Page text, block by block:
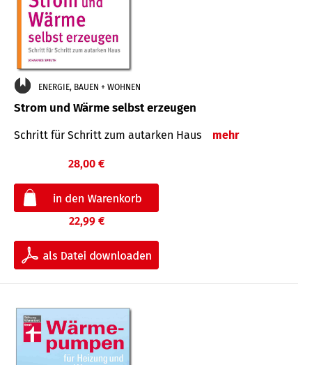
ENERGIE, BAUEN + WOHNEN
Strom und Wärme selbst erzeugen
Schritt für Schritt zum autarken Haus mehr
28,00 €
22,99 €